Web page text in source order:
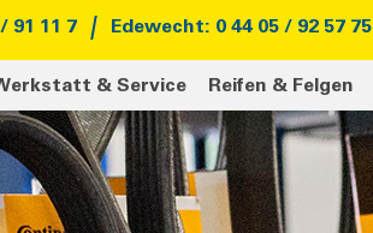
91 11 7 Edewecht: 0 44 05 / 92 57 75
& Service Reifen & Felgen